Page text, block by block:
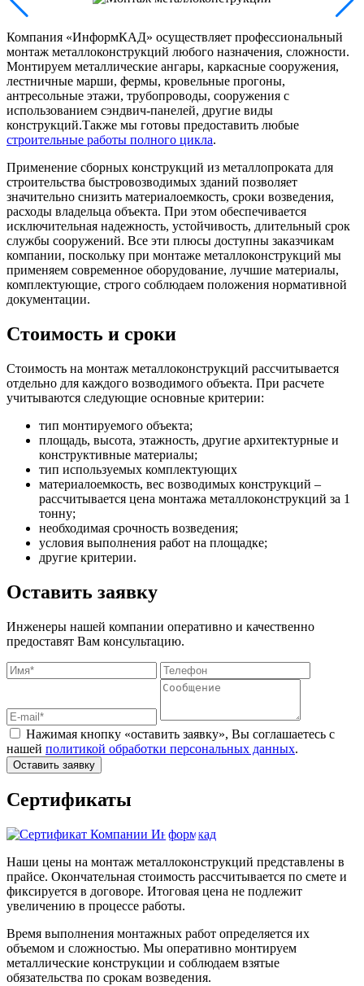
Компания «ИнформКАД» осуществляет профессиональный
монтаж металлоконструкций любого назначения, сложности.
Монтируем металлические ангары, каркасные сооружения,
лестничные марши, фермы, кровельные прогоны,
антресольные этажи, трубопроводы, сооружения с
использованием сэндвич-панелей, другие виды
конструкций.Также мы готовы предоставить любые
строительные работы полного цикла.
Применение сборных конструкций из металлопроката для
строительства быстровозводимых зданий позволяет
значительно снизить материалоемкость, сроки возведения,
расходы владельца объекта. При этом обеспечивается
исключительная надежность, устойчивость, длительный срок
службы сооружений. Все эти плюсы доступны заказчикам
компании, поскольку при монтаже металлоконструкций мы
применяем современное оборудование, лучшие материалы,
комплектующие, строго соблюдаем положения нормативной
документации.
Стоимость и сроки
Стоимость на монтаж металлоконструкций рассчитывается
отдельно для каждого возводимого объекта. При расчете
учитываются следующие основные критерии:
тип монтируемого объекта;
площадь, высота, этажность, другие архитектурные и
конструктивные материалы;
тип используемых комплектующих
материалоемкость, вес возводимых конструкций –
рассчитывается цена монтажа металлоконструкций за 1
тонну;
необходимая срочность возведения;
условия выполнения работ на площадке;
другие критерии.
Оставить заявку
Инженеры нашей компании оперативно и качественно
предоставят Вам консультацию.
Нажимая кнопку «оставить заявку», Вы соглашаетесь с
нашей политикой обработки персональных данных.
Оставить заявку
Сертификаты
Наши цены на монтаж металлоконструкций представлены в
прайсе. Окончательная стоимость рассчитывается по смете и
фиксируется в договоре. Итоговая цена не подлежит
увеличению в процессе работы.
Время выполнения монтажных работ определяется их
объемом и сложностью. Мы оперативно монтируем
металлические конструкции и соблюдаем взятые
обязательства по срокам возведения.